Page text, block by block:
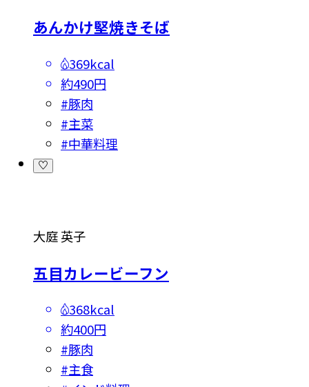
あんかけ堅焼きそば
369kcal
約490円
#豚肉
#主菜
#中華料理
大庭 英子
五目カレービーフン
368kcal
約400円
#豚肉
#主食